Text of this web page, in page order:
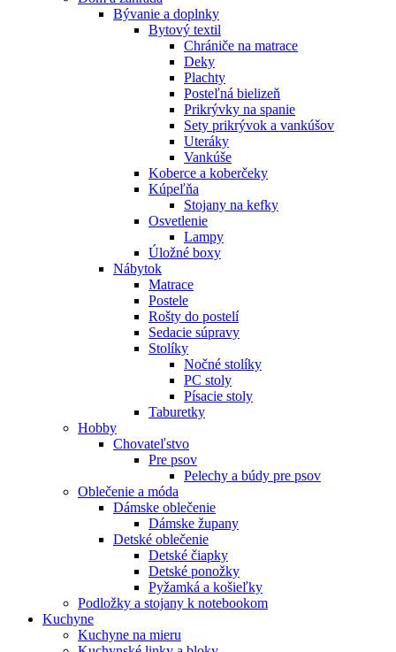
Bývanie a doplnky
Bytový textil
Chrániče na matrace
Deky
Plachty
Posteľná bielizeň
Prikrývky na spanie
Sety prikrývok a vankúšov
Uteráky
Vankúše
Koberce a koberčeky
Kúpeľňa
Stojany na kefky
Osvetlenie
Lampy
Úložné boxy
Nábytok
Matrace
Postele
Rošty do postelí
Sedacie súpravy
Stolíky
Nočné stolíky
PC stoly
Písacie stoly
Taburetky
Hobby
Chovateľstvo
Pre psov
Pelechy a búdy pre psov
Oblečenie a móda
Dámske oblečenie
Dámske župany
Detské oblečenie
Detské čiapky
Detské ponožky
Pyžamká a košieľky
Podložky a stojany k notebookom
Kuchyne
Kuchyne na mieru